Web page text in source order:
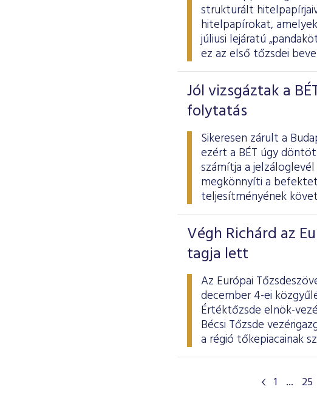
strukturált
hitelpapírokat,
júliusi lejáratú
ez az első tőzsdei
Jól vizsgáztak a
folytatás
Sikeresen zárult a
ezért a BÉT úgy
számítja a
megkönnyíti a
teljesítményének
Végh Richárd az
tagja lett
Az Európai
december 4-ei
Értéktőzsde elnök-
Bécsi Tőzsde
a régió tőkepiacainak
1 ... 25